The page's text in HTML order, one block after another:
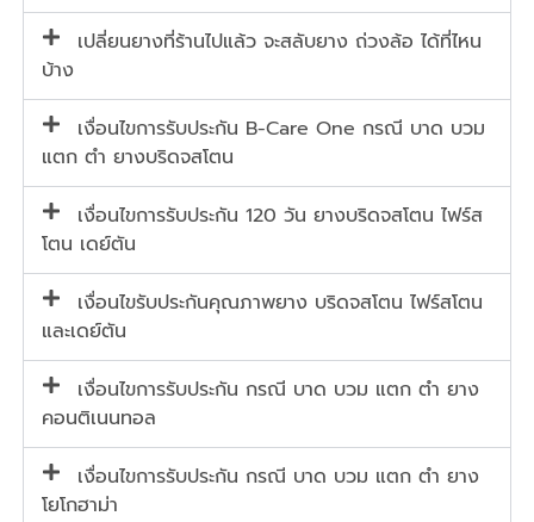
เปลี่ยนยางที่ร้านไปแล้ว จะสลับยาง ถ่วงล้อ ได้ที่ไหน
บ้าง
เงื่อนไขการรับประกัน B-Care One กรณี บาด บวม
แตก ตำ ยางบริดจสโตน
เงื่อนไขการรับประกัน 120 วัน ยางบริดจสโตน ไฟร์ส
โตน เดย์ตัน
เงื่อนไขรับประกันคุณภาพยาง บริดจสโตน ไฟร์สโตน
และเดย์ตัน
เงื่อนไขการรับประกัน กรณี บาด บวม แตก ตำ ยาง
คอนติเนนทอล
เงื่อนไขการรับประกัน กรณี บาด บวม แตก ตำ ยาง
โยโกฮาม่า